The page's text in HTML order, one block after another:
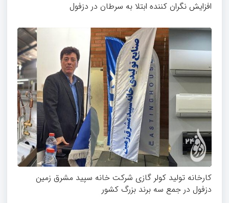
افزایش نگران کننده ابتلا به سرطان در دزفول
کارخانه تولید کولر گازی شرکت خانه سپید مشرق زمین
دزفول در جمع سه برند بزرگ کشور